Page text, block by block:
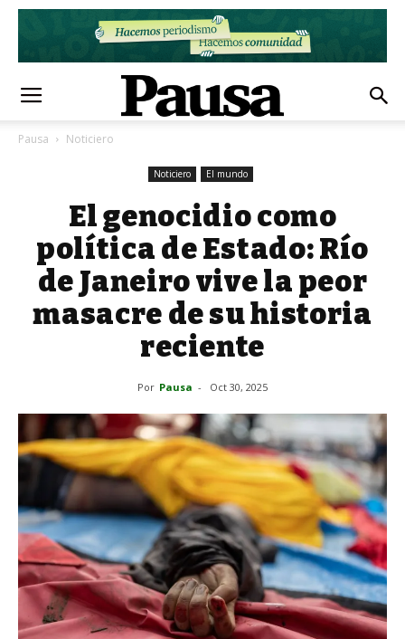
Pausa Noticiero
Noticiero El mundo
El genocidio como
política de Estado: Río
de Janeiro vive la peor
masacre de su historia
reciente
Por Pausa - Oct 30, 2025